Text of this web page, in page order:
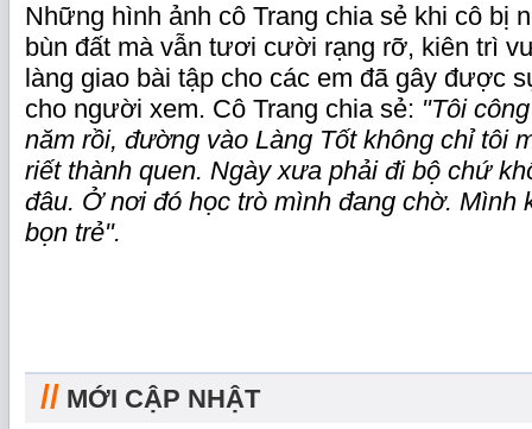
Những hình ảnh cô Trang chia sẻ khi cô bị
bùn đất mà vẫn tươi cười rạng rỡ, kiên trì
làng giao bài tập cho các em đã gây được
cho người xem. Cô Trang chia sẻ: "Tôi
năm rồi, đường vào Làng Tốt không chỉ tôi
riết thành quen. Ngày xưa phải đi bộ chứ
đâu. Ở nơi đó học trò mình đang chờ. Mình
bọn trẻ".
// MỚI CẬP NHẬT